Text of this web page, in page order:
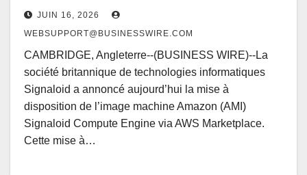
JUIN 16, 2026
WEBSUPPORT@BUSINESSWIRE.COM
CAMBRIDGE, Angleterre--(BUSINESS WIRE)--La
société britannique de technologies informatiques
Signaloid a annoncé aujourd’hui la mise à
disposition de l’image machine Amazon (AMI)
Signaloid Compute Engine via AWS Marketplace.
Cette mise à…